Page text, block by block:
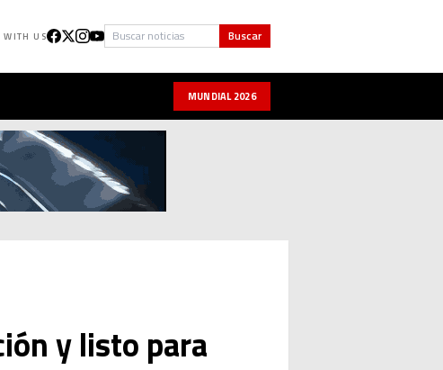
WITH US Buscar Buscar
MUNDIAL 2026
y listo para